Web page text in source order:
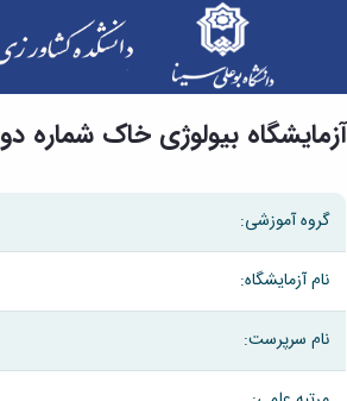
آزمایشگاه بیولوژی خاک شماره دو
گروه آموزشی:
نام آزمایشگاه:
نام سرپرست: